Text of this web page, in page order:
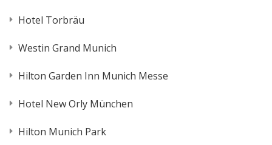
Hotel Torbräu
Westin Grand Munich
Hilton Garden Inn Munich Messe
Hotel New Orly München
Hilton Munich Park